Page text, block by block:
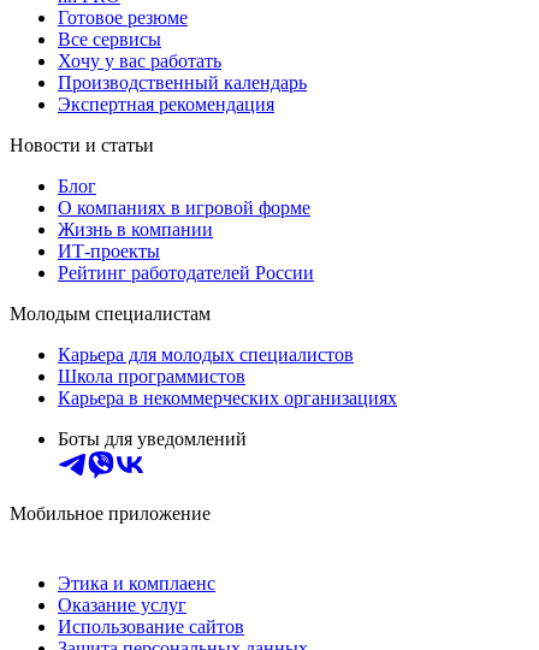
Готовое резюме
Все сервисы
Хочу у вас работать
Производственный календарь
Экспертная рекомендация
Новости и статьи
Блог
О компаниях в игровой форме
Жизнь в компании
ИТ-проекты
Рейтинг работодателей России
Молодым специалистам
Карьера для молодых специалистов
Школа программистов
Карьера в некоммерческих организациях
Боты для уведомлений
Мобильное приложение
Этика и комплаенс
Оказание услуг
Использование сайтов